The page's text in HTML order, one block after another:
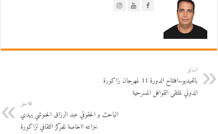
السابق
بالفيديو..افتتاح الدورة 11 لمهرجان زاكورة
الدولي لملتقى القوافل المسرحية
اللاحق
الباحث و الحقوقي عبد الرزاق الحنوشي يهدي
خزانته ااخاصة للمركز الثقافي لزاكورة